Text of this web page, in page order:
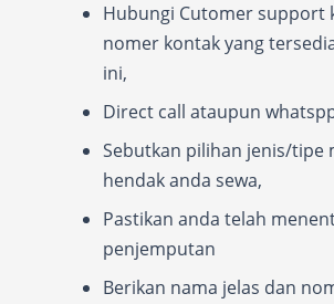
Hubungi Cutomer support
nomer kontak yang
ini,
Direct call ataupun
Sebutkan pilihan jenis/tipe
hendak anda sewa,
Pastikan anda telah
penjemputan
Berikan nama jelas dan